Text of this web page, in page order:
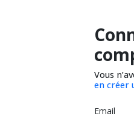
Vous
en créer
Email